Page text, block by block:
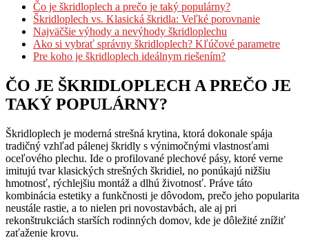
Čo je škridloplech a prečo je taký populárny?
Škridloplech vs. Klasická škridla: Veľké porovnanie
Najväčšie výhody a nevýhody škridloplechu
Ako si vybrať správny škridloplech? Kľúčové parametre
Pre koho je škridloplech ideálnym riešením?
ČO JE ŠKRIDLOPLECH A PREČO JE
TAKÝ POPULÁRNY?
Škridloplech je moderná strešná krytina, ktorá dokonale spája
tradičný vzhľad pálenej škridly s výnimočnými vlastnosťami
oceľového plechu. Ide o profilované plechové pásy, ktoré verne
imitujú tvar klasických strešných škridiel, no ponúkajú nižšiu
hmotnosť, rýchlejšiu montáž a dlhú životnosť. Práve táto
kombinácia estetiky a funkčnosti je dôvodom, prečo jeho popularita
neustále rastie, a to nielen pri novostavbách, ale aj pri
rekonštrukciách starších rodinných domov, kde je dôležité znížiť
zaťaženie krovu.